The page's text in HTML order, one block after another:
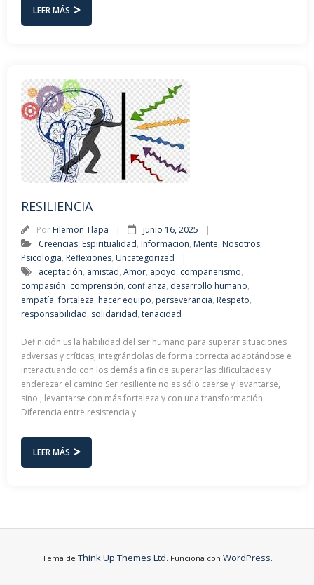
LEER MÁS
RESILIENCIA
Por Filemon Tlapa
junio 16, 2025
Creencias, Espiritualidad, Informacion, Mente, Nosotros,
Psicologia, Reflexiones, Uncategorized
aceptación, amistad, Amor, apoyo, compañerismo,
compasión, comprensión, confianza, desarrollo humano,
empatía,fortaleza, hacer equipo, perseverancia, Respeto,
responsabilidad, solidaridad, tenacidad
Definición Es la habilidad del ser humano para superar situaciones
adversas y críticas, integrándolas de forma correcta adaptándose e
interactuando con los demás a fin de superar las dificultades y
enderezar el camino Ser resiliente no es sólo caerse y levantarse,
sino , levantarse con más fortaleza y con una transformación
Diferencia entre resistencia y
LEER MÁS
Tema de Think Up Themes Ltd . Funciona con WordPress